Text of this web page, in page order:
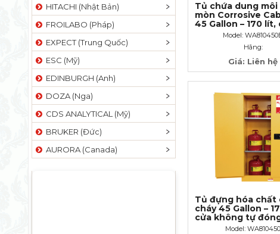
HITACHI (Nhật Bản)
FROILABO (Pháp)
EXPECT (Trung Quốc)
ESC (Mỹ)
EDINBURGH (Anh)
DOZA (Nga)
CDS ANALYTICAL (Mỹ)
BRUKER (Đức)
AURORA (Canada)
Tủ chứa dung môi
mòn Corrosive
45 Gallon – 170 lít,
không tự đóng
Model:
Hãng:
Giá: Liên hệ
Tủ đựng hóa chất
cháy 45 Gallon –
cửa không tự
Model: WA810450